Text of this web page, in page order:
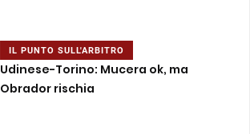
IL PUNTO SULL'ARBITRO
Udinese-Torino: Mucera ok, ma
Obrador rischia